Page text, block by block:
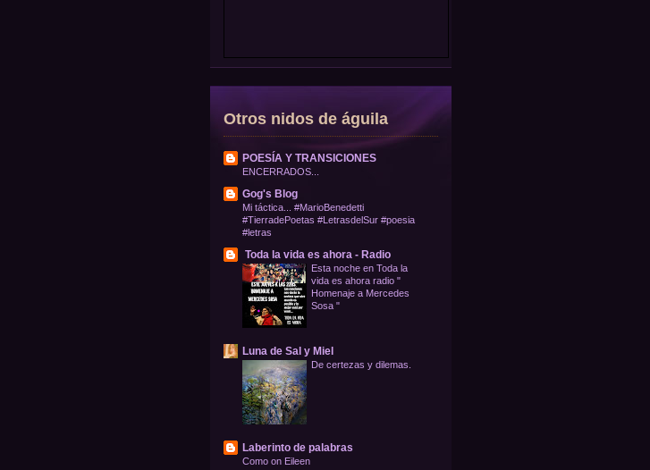
Otros nidos de águila
POESÍA Y TRANSICIONES
ENCERRADOS...
Gog's Blog
Mi táctica... #MarioBenedetti
#TierradePoetas #LetrasdelSur #poesia
#letras
Toda la vida es ahora - Radio
Esta noche en Toda la
vida es ahora radio "
Homenaje a Mercedes
Sosa "
Luna de Sal y Miel
De certezas y dilemas.
Laberinto de palabras
Como on Eileen